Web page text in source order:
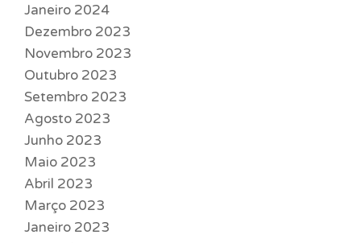
Janeiro 2024
Dezembro 2023
Novembro 2023
Outubro 2023
Setembro 2023
Agosto 2023
Junho 2023
Maio 2023
Abril 2023
Março 2023
Janeiro 2023